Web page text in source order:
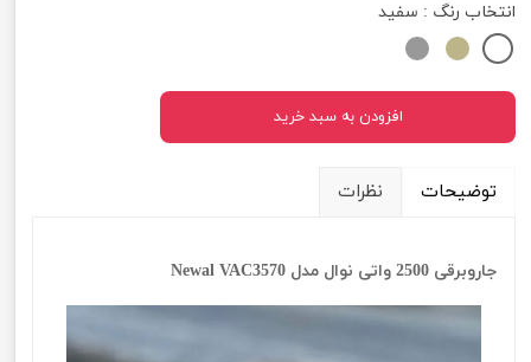
انتخاب رنگ : سفید
افزودن به سبد خرید
توضیحات نظرات
جاروبرقی 2500 واتی نوال مدل Newal VAC3570